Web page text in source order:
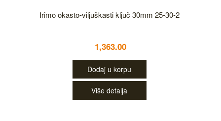
Irimo okasto-viljuškasti ključ 30mm 25-30-2
1,363.00
Dodaj u korpu
Više detalja